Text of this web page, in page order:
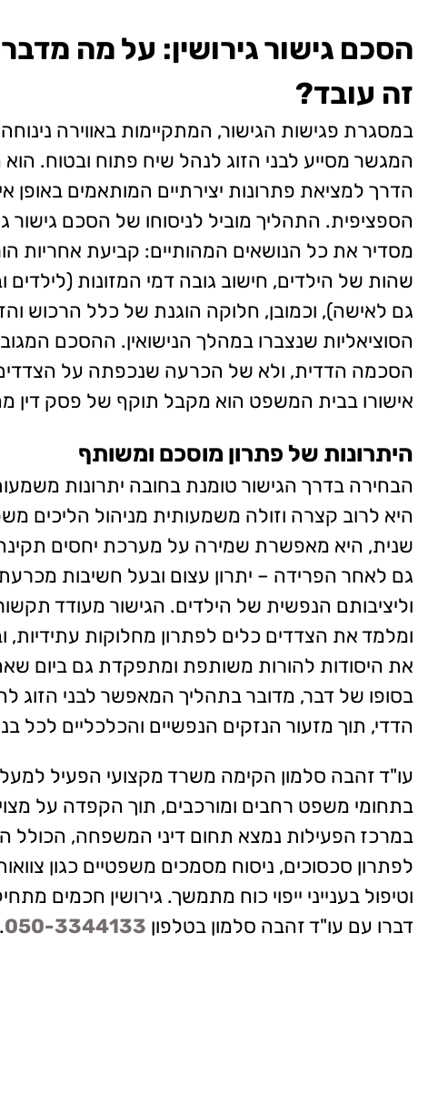
הסכם גישור גירושין: על מה
זה עובד?
במסגרת פגישות הגישור, המתקיימות באווירה
המגשר מסייע לבני הזוג לנהל שיח פתוח ובטוח.
הדרך למציאת פתרונות יצירתיים המותאמים באופן
הספציפית. התהליך מוביל לניסוחו של הסכם גישור
מסדיר את כל הנושאים המהותיים: קביעת אחריות
שהות של הילדים, חישוב גובה דמי המזונות (לילדים
גם לאישה), וכמובן, חלוקה הוגנת של כלל הרכוש
הסוציאליות שנצברו במהלך הנישואין. ההסכם
הסכמה הדדית, ולא של הכרעה שנכפתה על
אישורו בבית המשפט הוא מקבל תוקף של פסק דין
היתרונות של פתרון מוסכם ומשותף
הבחירה בדרך הגישור טומנת בחובה יתרונות
היא לרוב קצרה וזולה משמעותית מניהול הליכים
שנית, היא מאפשרת שמירה על מערכת יחסים תקינה
גם לאחר הפרידה – יתרון עצום ובעל חשיבות
וליציבותם הנפשית של הילדים. הגישור מעודד
ומלמד את הצדדים כלים לפתרון מחלוקות עתידיות,
את היסודות להורות משותפת ומתפקדת גם ביום
בסופו של דבר, מדובר בתהליך המאפשר לבני הזוג
הדדי, תוך מזעור הנזקים הנפשיים והכלכליים לכל
עו"ד זהבה סלמון הקימה משרד מקצועי הפעיל
בתחומי משפט רחבים ומורכבים, תוך הקפדה על
במרכז הפעילות נמצא תחום דיני המשפחה, הכולל
לפתרון סכסוכים, ניסוח מסמכים משפטיים כגון
וטיפול בענייני ייפוי כוח מתמשך. גירושין חכמים
דברו עם עו"ד זהבה סלמון בטלפון 050-3344133
.